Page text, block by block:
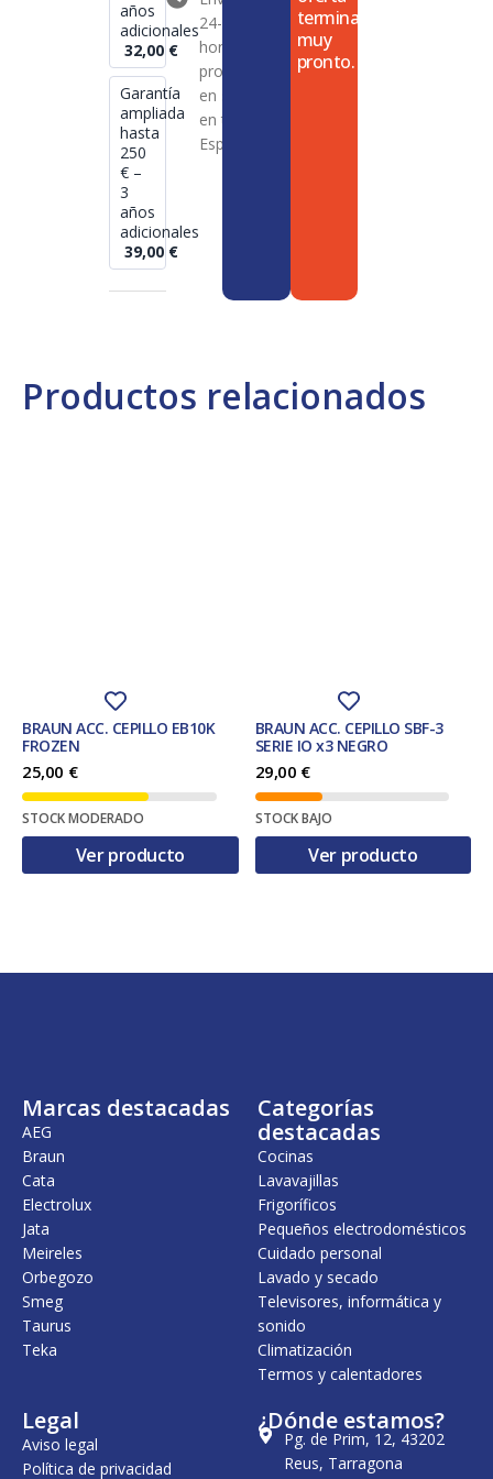
Productos relacionados
BRAUN ACC. CEPILLO EB10K
FROZEN
25,00 €
STOCK MODERADO
Ver producto
BRAUN ACC. CEPILLO SBF-3
SERIE IO x3 NEGRO
29,00 €
STOCK BAJO
Ver producto
años
adicionales
32,00 €
Garantía
ampliada
hasta
250
€ –
3
años
adicionales
39,00 €
24-72
horas en
productos
en stock
en toda
España
termina
muy
pronto.
Marcas destacadas
AEG
Braun
Cata
Electrolux
Jata
Meireles
Orbegozo
Smeg
Taurus
Teka
Categorías
destacadas
Cocinas
Lavavajillas
Frigoríficos
Pequeños electrodomésticos
Cuidado personal
Lavado y secado
Televisores, informática y
sonido
Climatización
Termos y calentadores
Legal
Aviso legal
Política de privacidad
¿Dónde estamos?
Pg. de Prim, 12, 43202
Reus, Tarragona